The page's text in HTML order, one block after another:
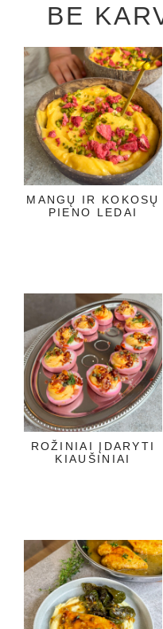
BE
MANGŲ IR KOKOSŲ
PIENO LEDAI
ROŽINIAI ĮDARYTI
KIAUŠINIAI